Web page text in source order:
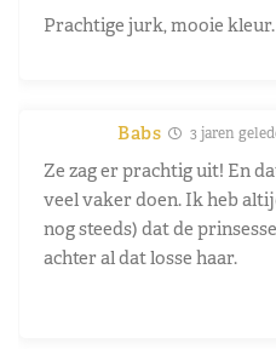
Prachtige jurk, mooie
Babs 3 jaren
Ze zag er prachtig uit! En
veel vaker doen. Ik heb
nog steeds) dat de
achter al dat losse haar.